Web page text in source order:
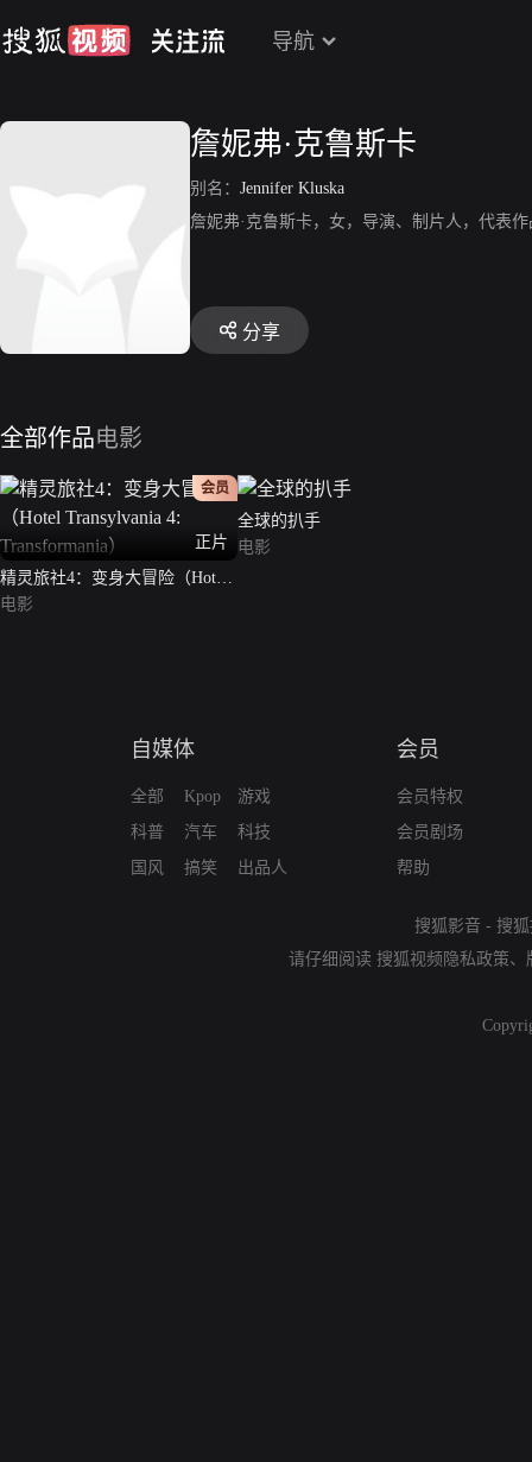
导航
詹妮弗·克鲁斯卡
别名： Jennifer Kluska
詹妮弗·克鲁斯卡，女，导演、制片人，代表
分享
全部作品电影
正片
会员
精灵旅社4：变身大冒险（Hotel
Transylvania 4: Transformania）
电影
全球的扒手
电影
自媒体
全部
科普
国风
Kpop
汽车
搞笑
游戏
科技
出品人
会员
会员特权
会员剧场
帮助
搜狐影音 - 搜
请仔细阅读 搜狐视频隐私政策、